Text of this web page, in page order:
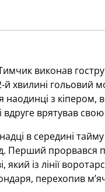
виконав
й хвилині гольовий
з кіпером,
врятував
в середині
Перший
із лінії
перехопив